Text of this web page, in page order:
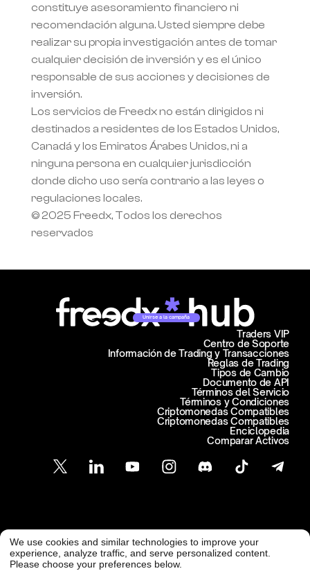
constituye asesoramiento financiero ni
recomendación alguna. Usted siempre debe
realizar su propia investigación antes de tomar
cualquier decisión de inversión y es el único
responsable de sus acciones y decisiones de
inversión.
Los servicios de Freedx no están dirigidos ni
destinados a residentes de los Estados Unidos,
Canadá y los Emiratos Árabes Unidos, ni a
ninguna persona en cualquier jurisdicción
donde dicho uso sería contrario a las leyes o
regulaciones locales.
© 2025 Freedx, Todos los derechos
reservados
Unirse a la campaña
Centro de Soporte
Información de Trading y Transacciones
Traders VIP
Reglas de Trading
Tipos de Cambio
Documento de API
Términos del Servicio
Términos y Condiciones
Criptomonedas Compatibles
Criptomonedas Compatibles
Enciclopedia
Comparar Activos
Atención al Cliente
support@freedx.com @ Freedx 2026
We use cookies and similar technologies to improve your
experience, analyze traffic, and serve personalized content.
Please choose your preferences below.